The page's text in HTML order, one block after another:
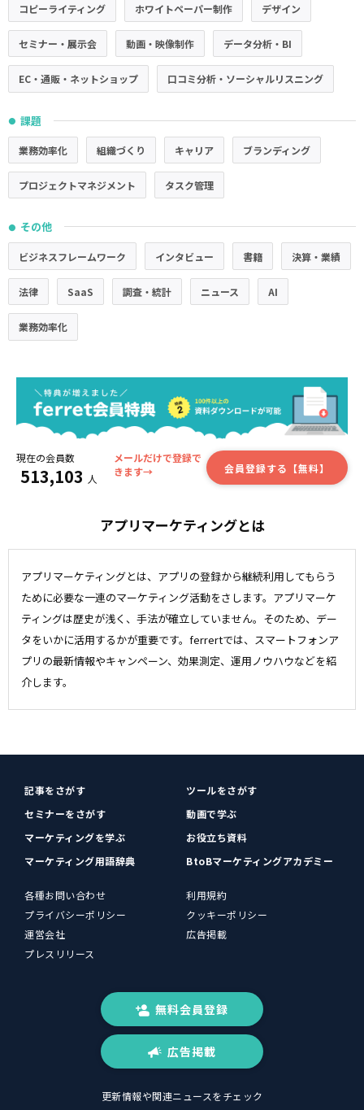
コピーライティング ホワイトペーパー制作 デザイン
セミナー・展示会 動画・映像制作 データ分析・BI
EC・通販・ネットショップ 口コミ分析・ソーシャルリスニング
● 課題
業務効率化 組織づくり キャリア ブランディング
プロジェクトマネジメント タスク管理
● その他
ビジネスフレームワーク インタビュー 書籍 決算・業績
法律 SaaS 調査・統計 ニュース AI
業務効率化
現在の会員数
513,103 人
メールだけで登録で
きます→
会員登録する【無料】
アプリマーケティングとは
アプリマーケティングとは、アプリの登録から継続利用してもらう
ために必要な一連のマーケティング活動をさします。アプリマーケ
ティングは歴史が浅く、手法が確立していません。そのため、デー
タをいかに活用するかが重要です。ferrertでは、スマートフォンア
プリの最新情報やキャンペーン、効果測定、運用ノウハウなどを紹
介します。
記事をさがす
ツールをさがす
セミナーをさがす
動画で学ぶ
マーケティングを学ぶ
お役立ち資料
マーケティング用語辞典
BtoBマーケティングアカデミー
各種お問い合わせ
利用規約
プライバシーポリシー
クッキーポリシー
運営会社
広告掲載
プレスリリース
無料会員登録
広告掲載
更新情報や関連ニュースをチェック